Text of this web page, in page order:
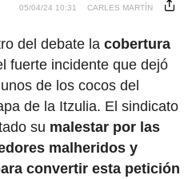
05/04/24 10:31 CARLES MARTÍN
del debate la cobertura
fuerte incidente que dejó
de los cocos del
de la Itzulia. El sindicato
su malestar por las
malheridos y
convertir esta petición